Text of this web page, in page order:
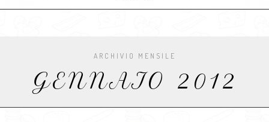
ARCHIVIO MENSILE
GENNAIO 2012